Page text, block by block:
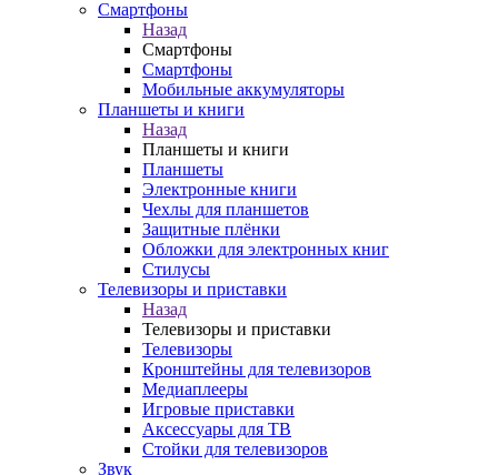
Смартфоны
Назад
Смартфоны
Смартфоны
Мобильные аккумуляторы
Планшеты и книги
Назад
Планшеты и книги
Планшеты
Электронные книги
Чехлы для планшетов
Защитные плёнки
Обложки для электронных книг
Стилусы
Телевизоры и приставки
Назад
Телевизоры и приставки
Телевизоры
Кронштейны для телевизоров
Медиаплееры
Игровые приставки
Аксессуары для ТВ
Стойки для телевизоров
Звук